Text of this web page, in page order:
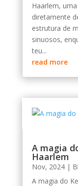
Haarlem,
diretamente
estrutura de
sinuosos,
teu...
read more
A magia
Haarlem
Nov, 2024|
A magia do